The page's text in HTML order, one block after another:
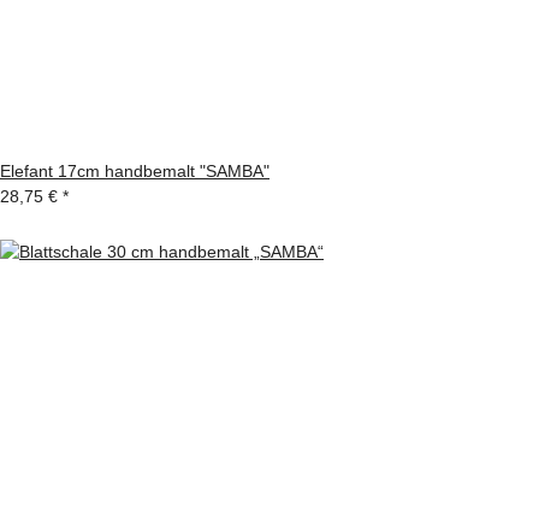
Elefant 17cm handbemalt "SAMBA"
28,75 € *